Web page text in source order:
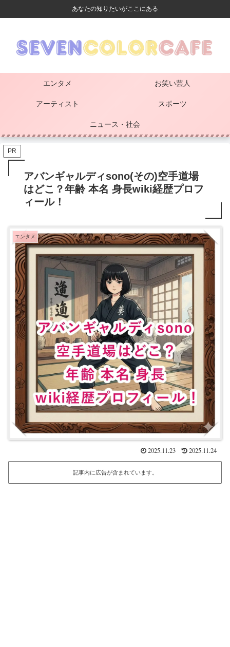
あなたの知りたいがここにある
エンタメ お笑い芸人
アーティスト スポーツ
ニュース・社会
PR
アバンギャルディsono(その)空手道場
はどこ？年齢 本名 身長wiki経歴プロフ
ィール！
エンタメ
2025.11.23 2025.11.24
記事内に広告が含まれています。